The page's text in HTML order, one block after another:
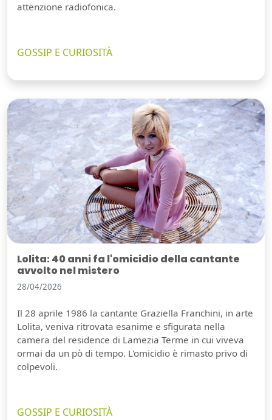
attenzione radiofonica.
GOSSIP E CURIOSITÀ
Lolita: 40 anni fa l'omicidio della cantante
avvolto nel mistero
28/04/2026
Il 28 aprile 1986 la cantante Graziella Franchini, in arte
Lolita, veniva ritrovata esanime e sfigurata nella
camera del residence di Lamezia Terme in cui viveva
ormai da un pò di tempo. L'omicidio è rimasto privo di
colpevoli.
GOSSIP E CURIOSITÀ